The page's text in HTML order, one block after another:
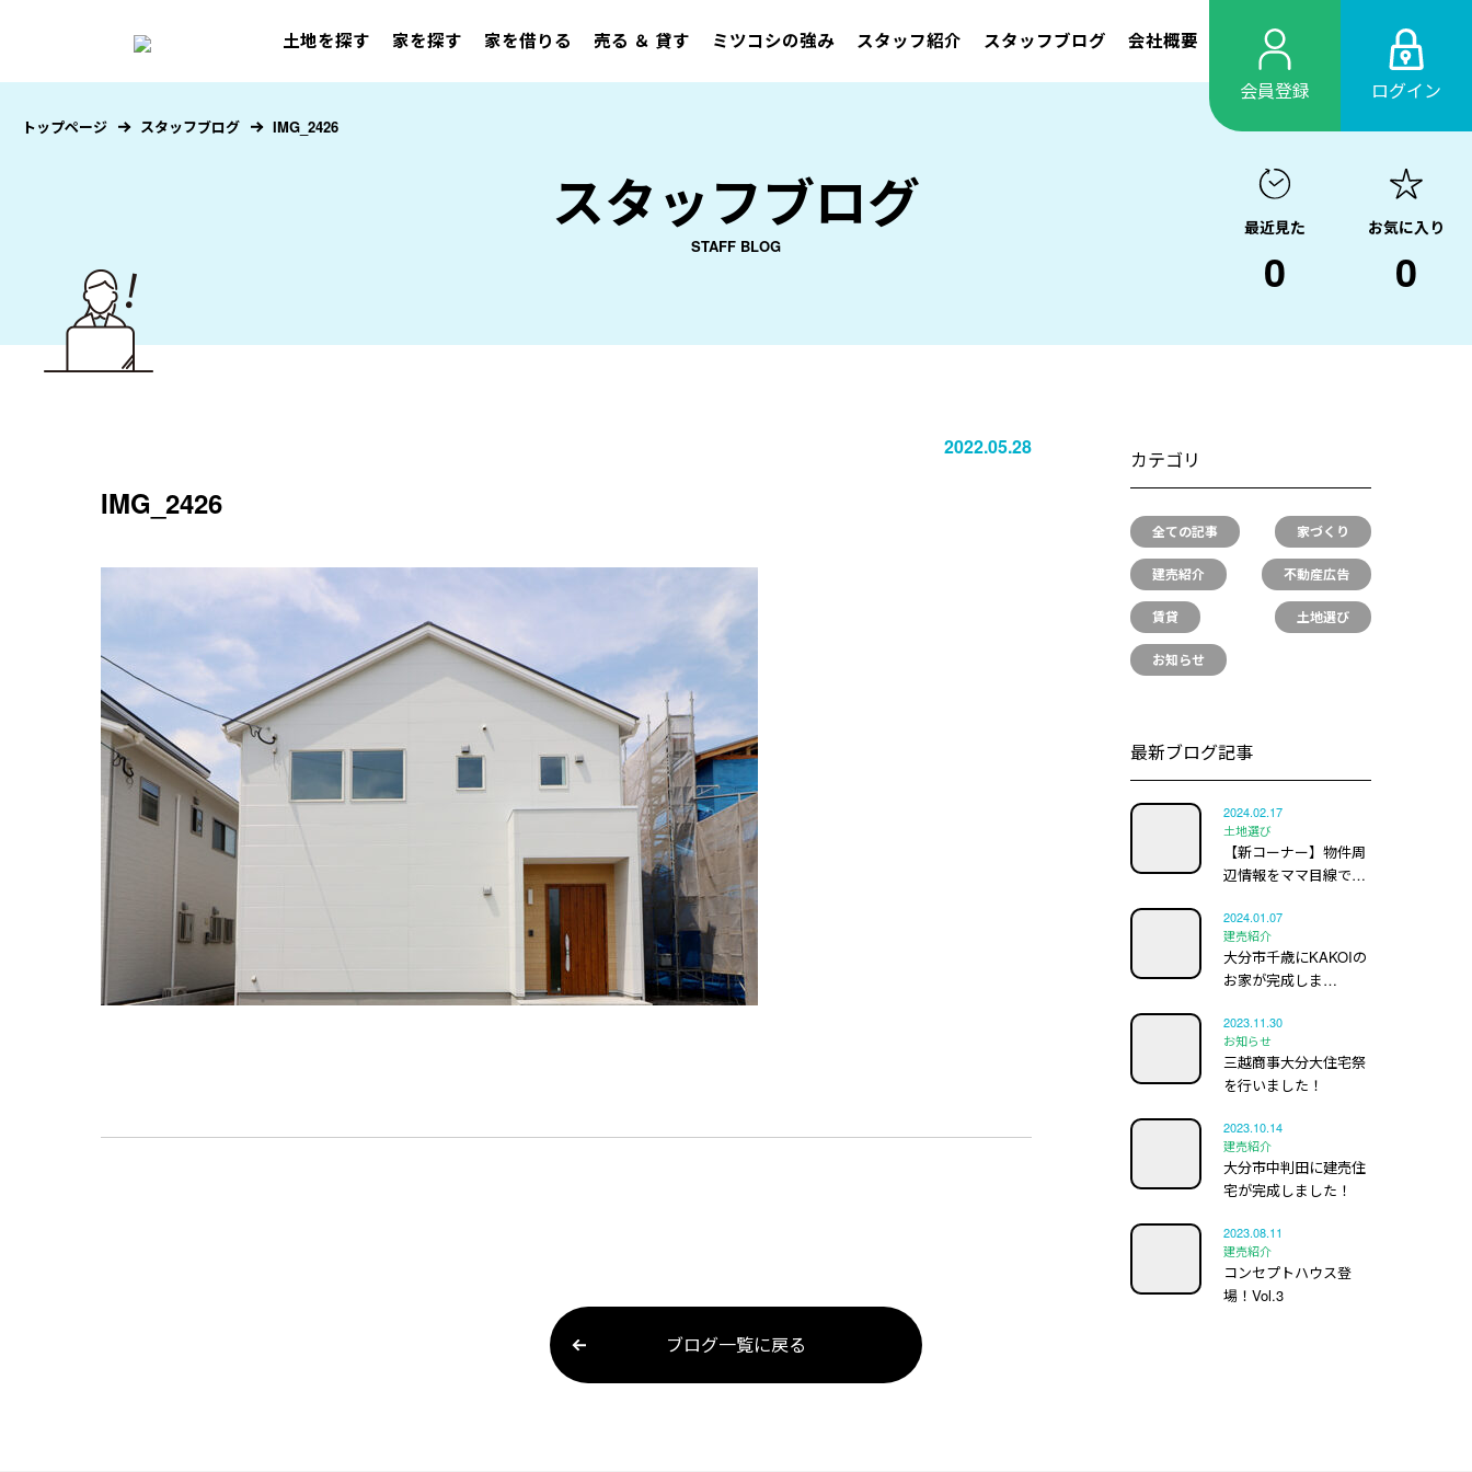
土地を探す 家を探す 家を借りる 売る ＆ 貸す ミツコシの強み スタッフ紹介 スタッフブログ 会社概要
会員登録 ログイン
スタッフブログ
STAFF BLOG
トップページ スタッフブログ IMG_2426
最近見た
0
お気に入り
0
2022.05.28
IMG_2426
カテゴリ
全ての記事 家づくり
建売紹介 不動産広告
賃貸 土地選び
お知らせ
最新ブログ記事
2024.02.17
土地選び
【新コーナー】物件周
辺情報をママ目線で…
2024.01.07
建売紹介
大分市千歳にKAKOIの
お家が完成しま…
2023.11.30
お知らせ
三越商事大分大住宅祭
を行いました！
2023.10.14
建売紹介
大分市中判田に建売住
宅が完成しました！
2023.08.11
建売紹介
コンセプトハウス登
場！Vol.3
ブログ一覧に戻る